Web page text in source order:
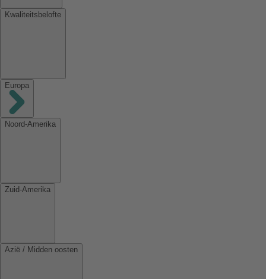
Kwaliteitsbelofte
Europa
Noord-Amerika
Zuid-Amerika
Azië / Midden oosten